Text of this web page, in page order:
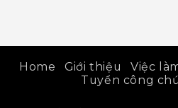
Home Giới thiệu Việc
Tuyển công